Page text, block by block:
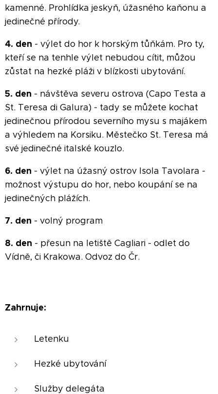
kamenné. Prohlídka jeskyň, úžasného kaňonu a
jedinečné přírody.
4. den - výlet do hor k horským tůňkám. Pro ty,
kteří se na tenhle výlet nebudou cítit, můžou
zůstat na hezké pláži v blízkosti ubytování.
5. den - návštěva severu ostrova (Capo Testa a
St. Teresa di Galura) - tady se můžete kochat
jedinečnou přírodou severního mysu s majákem
a výhledem na Korsiku. Městečko St. Teresa má
své jedinečné italské kouzlo.
6. den - výlet na úžasný ostrov Isola Tavolara -
možnost výstupu do hor, nebo koupání se na
jedinečných plážích.
7. den - volný program
8. den - přesun na letiště Cagliari - odlet do
Vídně, či Krakowa. Odvoz do Čr.
Zahrnuje:
Letenku
Hezké ubytování
Služby delegáta